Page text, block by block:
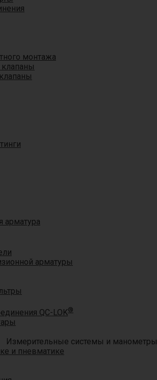
монтажа
арматура
арматуры
QC-LOK®
Измерительные системы и манометры
и пневматике